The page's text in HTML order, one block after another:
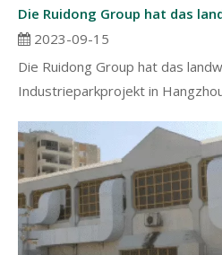
2023-09-15
Die Ruidong Group hat das
Industrieparkprojekt in